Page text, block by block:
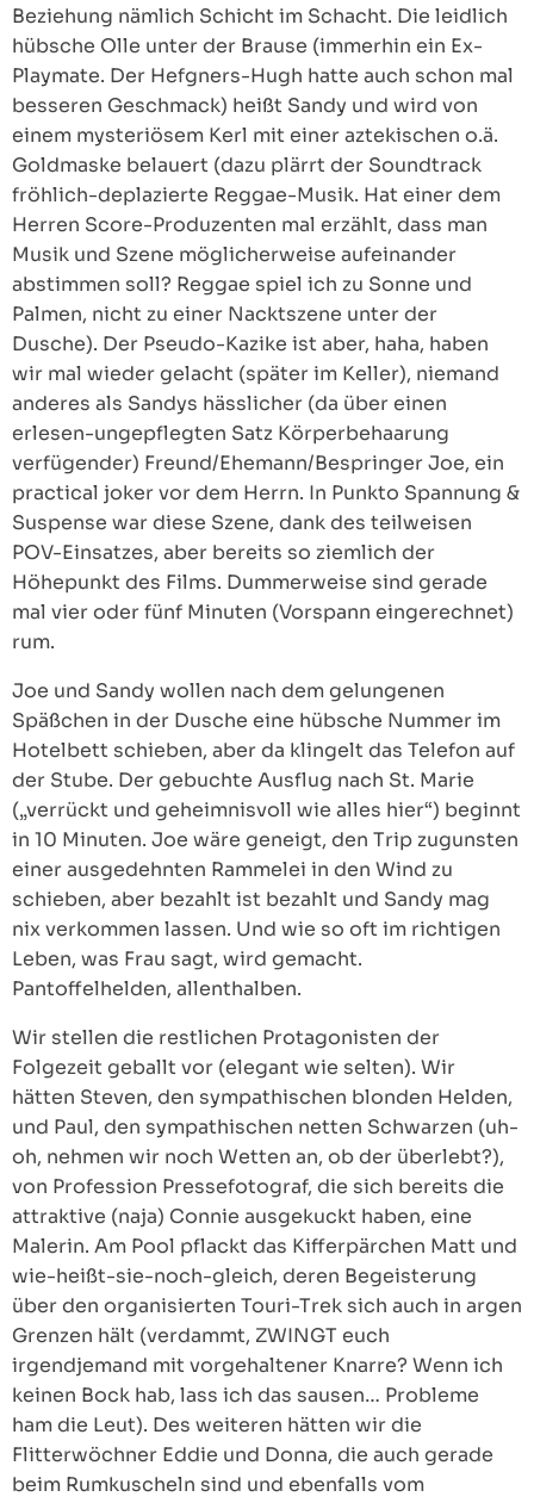
Beziehung nämlich Schicht im Schacht. Die leidlich
hübsche Olle unter der Brause (immerhin ein Ex-
Playmate. Der Hefgners-Hugh hatte auch schon mal
besseren Geschmack) heißt Sandy und wird von
einem mysteriösem Kerl mit einer aztekischen o.ä.
Goldmaske belauert (dazu plärrt der Soundtrack
fröhlich-deplazierte Reggae-Musik. Hat einer dem
Herren Score-Produzenten mal erzählt, dass man
Musik und Szene möglicherweise aufeinander
abstimmen soll? Reggae spiel ich zu Sonne und
Palmen, nicht zu einer Nacktszene unter der
Dusche). Der Pseudo-Kazike ist aber, haha, haben
wir mal wieder gelacht (später im Keller), niemand
anderes als Sandys hässlicher (da über einen
erlesen-ungepflegten Satz Körperbehaarung
verfügender) Freund/Ehemann/Bespringer Joe, ein
practical joker vor dem Herrn. In Punkto Spannung &
Suspense war diese Szene, dank des teilweisen
POV-Einsatzes, aber bereits so ziemlich der
Höhepunkt des Films. Dummerweise sind gerade
mal vier oder fünf Minuten (Vorspann eingerechnet)
rum.
Joe und Sandy wollen nach dem gelungenen
Späßchen in der Dusche eine hübsche Nummer im
Hotelbett schieben, aber da klingelt das Telefon auf
der Stube. Der gebuchte Ausflug nach St. Marie
(„verrückt und geheimnisvoll wie alles hier“) beginnt
in 10 Minuten. Joe wäre geneigt, den Trip zugunsten
einer ausgedehnten Rammelei in den Wind zu
schieben, aber bezahlt ist bezahlt und Sandy mag
nix verkommen lassen. Und wie so oft im richtigen
Leben, was Frau sagt, wird gemacht.
Pantoffelhelden, allenthalben.
Wir stellen die restlichen Protagonisten der
Folgezeit geballt vor (elegant wie selten). Wir
hätten Steven, den sympathischen blonden Helden,
und Paul, den sympathischen netten Schwarzen (uh-
oh, nehmen wir noch Wetten an, ob der überlebt?),
von Profession Pressefotograf, die sich bereits die
attraktive (naja) Connie ausgekuckt haben, eine
Malerin. Am Pool pflackt das Kifferpärchen Matt und
wie-heißt-sie-noch-gleich, deren Begeisterung
über den organisierten Touri-Trek sich auch in argen
Grenzen hält (verdammt, ZWINGT euch
irgendjemand mit vorgehaltener Knarre? Wenn ich
keinen Bock hab, lass ich das sausen… Probleme
ham die Leut). Des weiteren hätten wir die
Flitterwöchner Eddie und Donna, die auch gerade
beim Rumkuscheln sind und ebenfalls vom